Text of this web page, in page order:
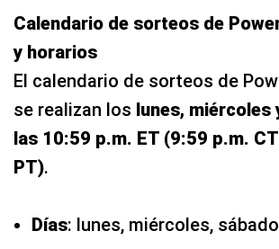
Calendario de sorteos de
y horarios
El calendario de sorteos de
se realizan los lunes, miércoles
las 10:59 p.m. ET (9:59 p.m.
PT).
Días: lunes, miércoles,